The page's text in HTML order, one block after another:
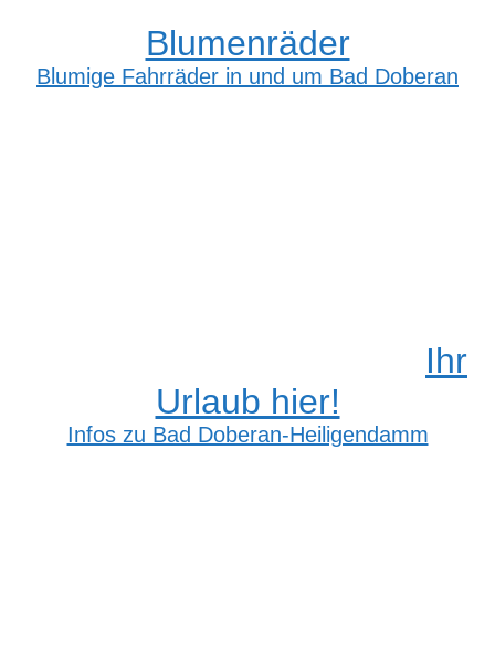
Blumenräder
Blumige Fahrräder in und um Bad Doberan
Ihr
Urlaub hier!
Infos zu Bad Doberan-Heiligendamm